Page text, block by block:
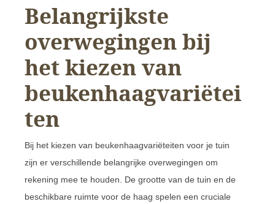
Belangrijkste
overwegingen bij
het kiezen van
beukenhaagvariëtei
ten
Bij het kiezen van beukenhaagvariëteiten voor je tuin
zijn er verschillende belangrijke overwegingen om
rekening mee te houden. De grootte van de tuin en de
beschikbare ruimte voor de haag spelen een cruciale